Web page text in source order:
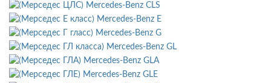
Mercedes-Benz CLS
Mercedes-Benz E
Mercedes-Benz G
Mercedes-Benz GL
Mercedes-Benz GLA
Mercedes-Benz GLE